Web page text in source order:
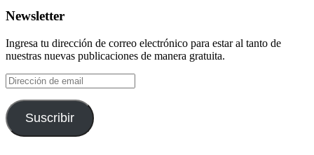
Newsletter
Ingresa tu dirección de correo electrónico para estar al tanto de
nuestras nuevas publicaciones de manera gratuita.
Dirección
de
email
Suscribir